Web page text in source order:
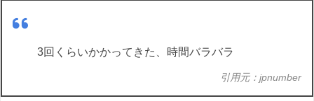
3回くらいかかってきた、時間バラバラ
引用元：jpnumber